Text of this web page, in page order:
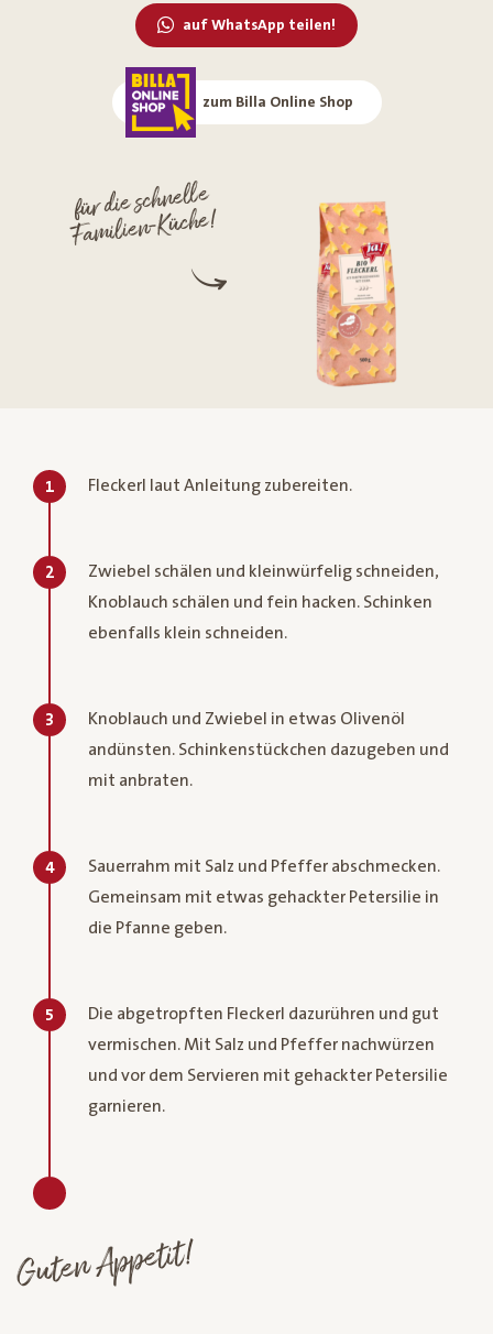
auf WhatsApp teilen!
zum Billa Online Shop
für die schnelle
Familien-Küche!
1 Fleckerl laut Anleitung zubereiten.
2
Zwiebel schälen und kleinwürfelig schneiden,
Knoblauch schälen und fein hacken. Schinken
ebenfalls klein schneiden.
3
Knoblauch und Zwiebel in etwas Olivenöl
andünsten. Schinkenstückchen dazugeben und
mit anbraten.
4
Sauerrahm mit Salz und Pfeffer abschmecken.
Gemeinsam mit etwas gehackter Petersilie in
die Pfanne geben.
5
Die abgetropften Fleckerl dazurühren und gut
vermischen. Mit Salz und Pfeffer nachwürzen
und vor dem Servieren mit gehackter Petersilie
garnieren.
Guten Appetit!